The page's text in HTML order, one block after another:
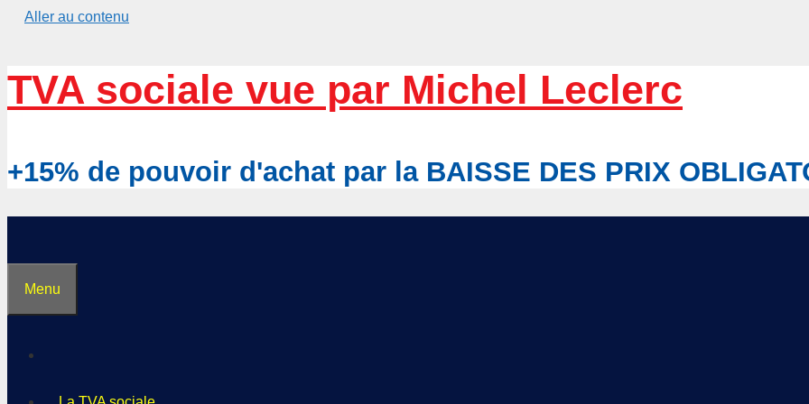
Aller au contenu
TVA sociale vue par Michel Leclerc
+15% de pouvoir d'achat par la BAISSE DES PRIX
Menu